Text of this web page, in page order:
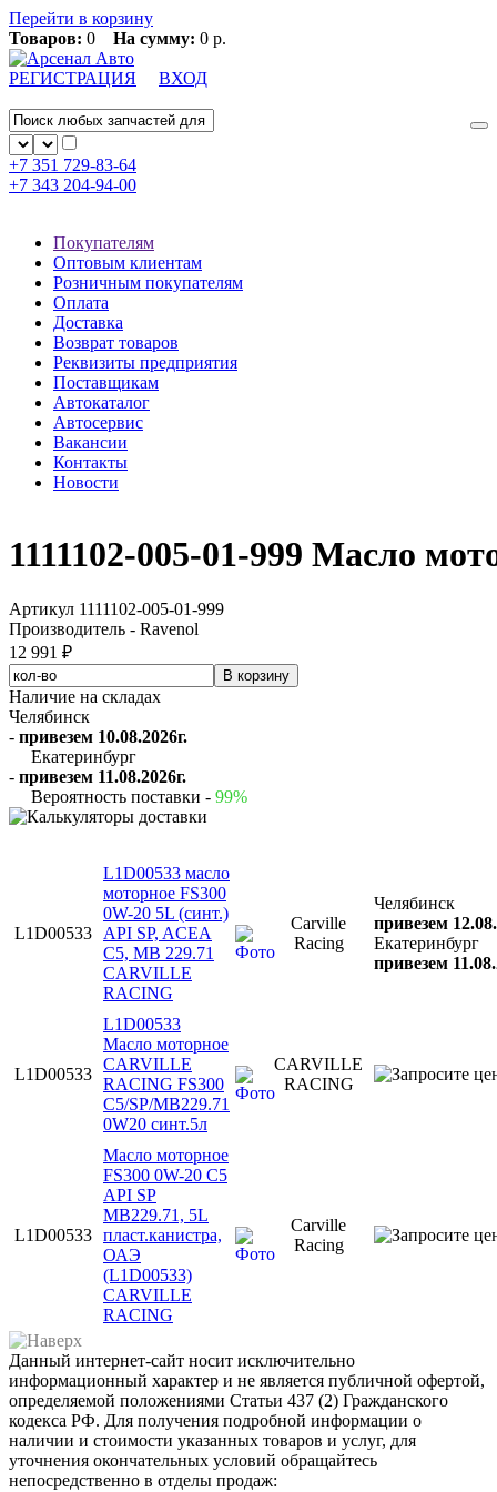
Перейти в корзину
Товаров: 0 На сумму: 0 р.
РЕГИСТРАЦИЯ ВХОД
+7 351 729-83-64
+7 343 204-94-00
Покупателям
Оптовым клиентам
Розничным покупателям
Оплата
Доставка
Возврат товаров
Реквизиты предприятия
Поставщикам
Автокаталог
Автосервис
Вакансии
Контакты
Новости
1111102-005-01-999 Масло
Артикул 1111102-005-01-999
Производитель - Ravenol
12 991 ₽
Наличие на складах
Челябинск
- привезем 10.08.2026г.
Екатеринбург
- привезем 11.08.2026г.
Вероятность поставки - 99%
L1D00533
L1D00533 масло
моторное FS300
0W-20 5L (синт.)
API SP, ACEA
С5, MB 229.71
CARVILLE
RACING
Carville
Racing
Челябинск
привезем
Екатеринбург
привезем
L1D00533
L1D00533
Масло моторное
CARVILLE
RACING FS300
C5/SP/MB229.71
0W20 синт.5л
CARVILLE
RACING
L1D00533
Масло моторное
FS300 0W-20 С5
API SP
MB229.71, 5L
пласт.канистра,
ОАЭ
(L1D00533)
CARVILLE
RACING
Carville
Racing
Данный интернет-сайт носит исключительно
информационный характер и не является публичной офертой,
определяемой положениями Статьи 437 (2) Гражданского
кодекса РФ. Для получения подробной информации о
наличии и стоимости указанных товаров и услуг, для
уточнения окончательных условий обращайтесь
непосредственно в отделы продаж: